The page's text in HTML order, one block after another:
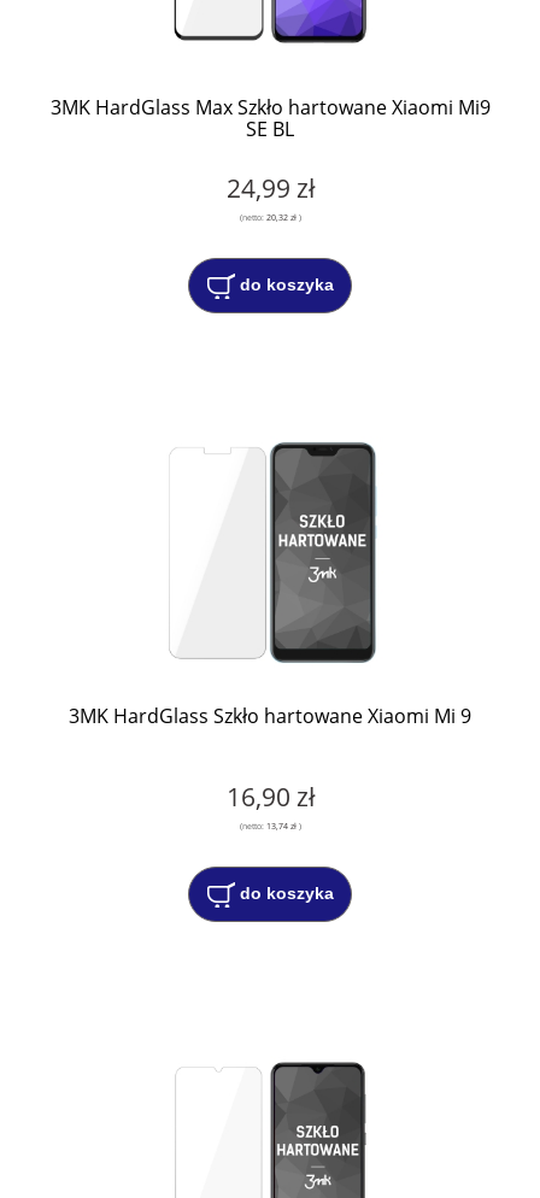
3MK HardGlass Max Szkło hartowane Xiaomi Mi9
SE BL
24,99 zł
(netto: 20,32 zł)
do koszyka
3MK HardGlass Szkło hartowane Xiaomi Mi 9
16,90 zł
(netto: 13,74 zł)
do koszyka